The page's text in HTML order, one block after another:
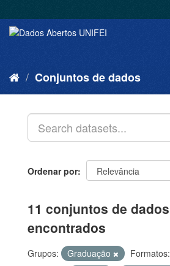
Conjuntos de dados
Ordenar por
11 conjuntos de dados
encontrados
Grupos: Graduação Formatos: